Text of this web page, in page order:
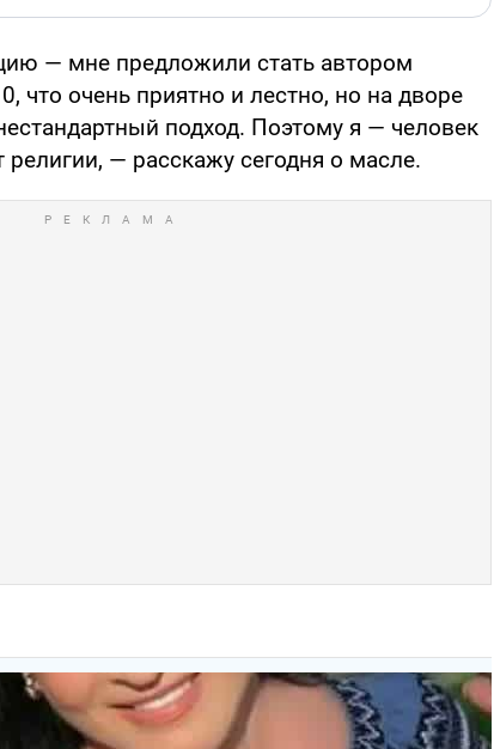
— мне предложили стать автором
что очень приятно и лестно, но на дворе
подход. Поэтому я — человек
— расскажу сегодня о масле.